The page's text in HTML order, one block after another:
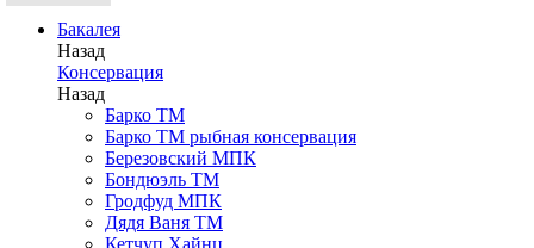
Бакалея
Назад
Консервация
Назад
Барко ТМ
Барко ТМ рыбная консервация
Березовский МПК
Бондюэль ТМ
Гродфуд МПК
Дядя Ваня ТМ
Кетчуп Хайнц